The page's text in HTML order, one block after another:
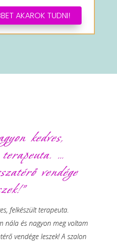
AKAROK TUDNI!
kedves,
…
vendége
felkészült terapeuta.
nála és nagyon meg voltam
vendége leszek! A szalon